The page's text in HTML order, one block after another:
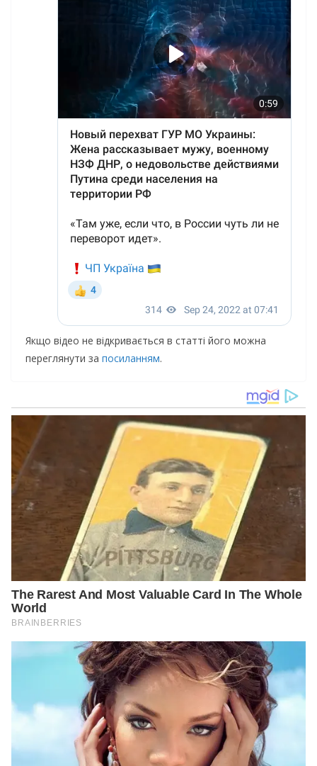
Якщо відео не відкривається в статті його можна
переглянути за посиланням.